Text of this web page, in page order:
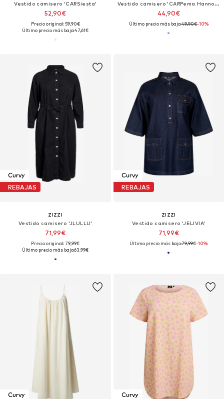
Vestido camisero 'CARSiesta'
52,90€
Precio original: 59,90€
Último precio más bajo:47,61€
Vestido camisero 'CARPema Hannover'
44,90€
Último precio más bajo:49,90€-10%
Curvy
REBAJAS
ZIZZI
Vestido camisero 'JLULLU'
71,99€
Precio original: 79,99€
Último precio más bajo:63,99€
Curvy
REBAJAS
ZIZZI
Vestido camisero 'JELIVIA'
71,99€
Último precio más bajo:79,99€-10%
Curvy
Curvy